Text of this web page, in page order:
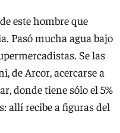
este hombre que
Pasó mucha agua bajo
Se las
de Arcor, acercarse a
donde tiene sólo el 5%
allí recibe a figuras del